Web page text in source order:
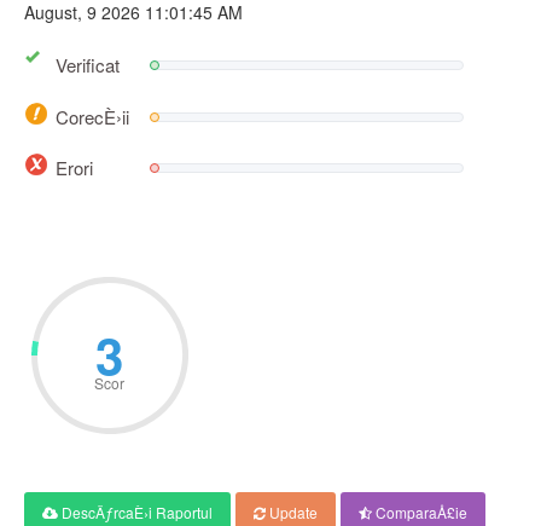
August, 9 2026 11:01:45 AM
Verificat
CorecÈ›ii
Erori
3
Scor
DescÄƒrcaÈ›i Raportul Update
ComparaÅ£ie